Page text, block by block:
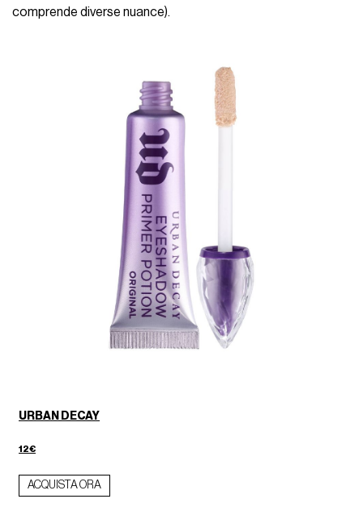
comprende diverse nuance).
URBAN DECAY
12€
ACQUISTA ORA